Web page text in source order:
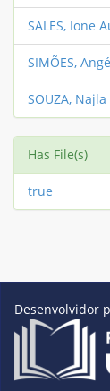
SALES, Ione
SIMÕES,
SOUZA,
Has File(s)
true
Desenvolvidor